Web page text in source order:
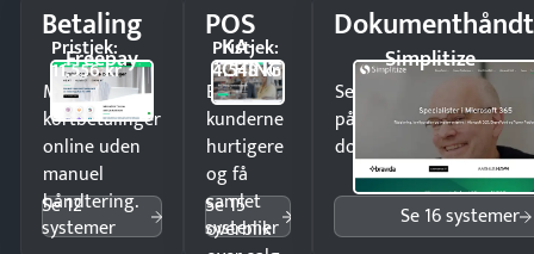
Betaling
Freepay
Pristjek:
11.556 kr
Modtag
kortbetalinger
online uden
manuel
håndtering.
Se 12
systemer
POS
KA-
CHING
Pristjek:
4.548 kr
Ekspedér
kunderne
hurtigere
og få
samlet
overblik
Se 15
systemer
Simplitize
Send kontrakter til
på minutter og mist
dokumenter.
Se 16 systemer